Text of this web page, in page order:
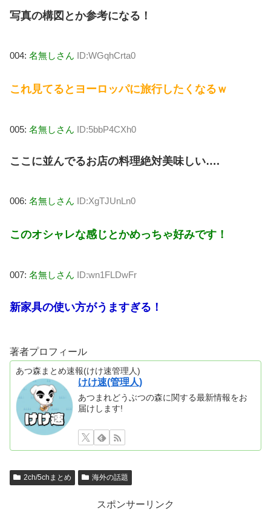
写真の構図とか参考になる！
004: 名無しさん ID:WGqhCrta0
これ見てるとヨーロッパに旅行したくなるｗ
005: 名無しさん ID:5bbP4CXh0
ここに並んでるお店の料理絶対美味しい….
006: 名無しさん ID:XgTJUnLn0
このオシャレな感じとかめっちゃ好みです！
007: 名無しさん ID:wn1FLDwFr
新家具の使い方がうますぎる！
著者プロフィール
あつ森まとめ速報(けけ速管理人)
けけ速(管理人)
あつまれどうぶつの森に関する最新情報をお
届けします!
2ch/5chまとめ 海外の話題
スポンサーリンク